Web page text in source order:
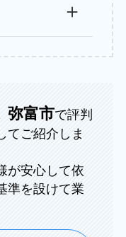
弥富市で評判
てご紹介しま
が安心して依
準を設けて業